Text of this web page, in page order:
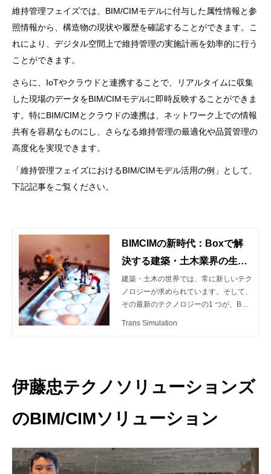
方の業務効率化・高度化を図る取組みで
truction」の一環として推進されていま
す。 この記事では、施工フェーズにお
ます。
維持管理フェイズでは、BIM/CIMモデルに付与した属性情報と参
照情報から、構造物の現状や履歴を確認することができます。こ
れにより、デジタル空間上で維持管理の実施計画を効率的に行う
ことができます。
さらに、IoTやクラウドと連携することで、リアルタイムに収集
した現場のデータをBIM/CIMモデルに即時反映することができま
す。特にBIM/CIMとクラウドの連携は、ネットワーク上での情報
共有を容易なものにし、さらなる維持管理の最適化や品質管理の
高度化を実現できます。
「維持管理フェイズにおけるBIM/CIMモデル活用の例」として、
下記記事をご覧ください。
BIMCIMの新時代：Boxで解
決する建築・土木業界の生産
性向上
建築・土木の世界では、常に新しいテク
ノロジーが求められています。そして、
その最新のテクノロジーの1 つが、Buil
劇的に向上させると言われています。
しかし、2024年問題や、業界特有の縦
びネット環境のセキュリティの懸念な
現状のその問題点、そして建築・土木の
未来への展望までを紹介します。
Trans Simulation
伊藤忠テクノソリューションズ
のBIM/CIMソリューション